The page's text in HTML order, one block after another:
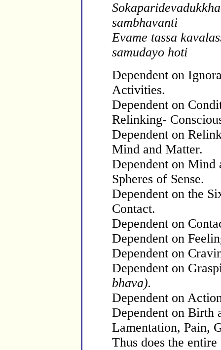
sambhavanti
Evame tassa
samudayo hoti
Dependent on
Activities.
Dependent on
Relinking-
Dependent on
Mind and Matter.
Dependent on Mind
Spheres of Sense.
Dependent on the
Contact.
Dependent on
Dependent on
Dependent on
Dependent on
bhava).
Dependent on
Dependent on Birth
Lamentation, Pain,
Thus does the